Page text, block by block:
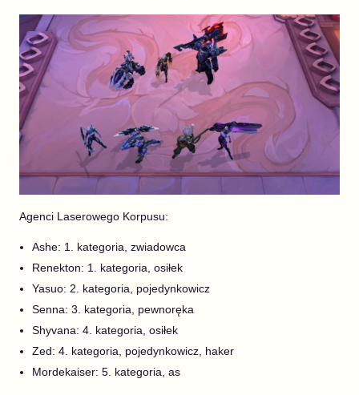
Agenci Laserowego Korpusu:
Ashe: 1. kategoria, zwiadowca
Renekton: 1. kategoria, osiłek
Yasuo: 2. kategoria, pojedynkowicz
Senna: 3. kategoria, pewnoręka
Shyvana: 4. kategoria, osiłek
Zed: 4. kategoria, pojedynkowicz, haker
Mordekaiser: 5. kategoria, as